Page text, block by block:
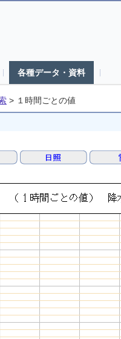
各種データ・資料
> １時間ごとの値